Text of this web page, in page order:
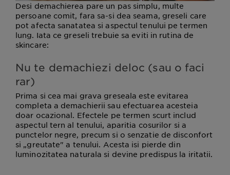
Desi demachierea pare un pas simplu, multe
persoane comit, fara sa-si dea seama, greseli care
pot afecta sanatatea si aspectul tenului pe termen
lung. Iata ce greseli trebuie sa eviti in rutina de
skincare:
Nu te demachiezi deloc (sau o faci
rar)
Prima si cea mai grava greseala este evitarea
completa a demachierii sau efectuarea acesteia
doar ocazional. Efectele pe termen scurt includ
aspectul tern al tenului, aparitia cosurilor si a
punctelor negre, precum si o senzatie de disconfort
si „greutate" a tenului. Acesta isi pierde din
luminozitatea naturala si devine predispus la iritatii.